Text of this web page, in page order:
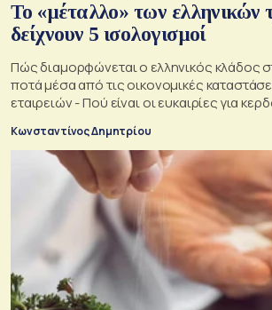
Το «μέταλλο» των ελληνικών
δείχνουν 5 ισολογισμοί
Πώς διαμορφώνεται ο ελληνικός κλάδος
ποτά μέσα από τις οικονομικές
εταιρειών - Πού είναι οι ευκαιρίες για
Κωνσταντίνος Δημητρίου